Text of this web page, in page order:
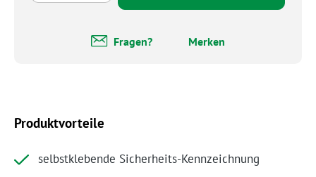
Fragen? Merken
Produktvorteile
selbstklebende Sicherheits-Kennzeichnung